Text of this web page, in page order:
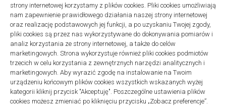
strony internetowej korzystamy z plików cookies. Pliki cookies umożliwiają
nam zapewnienie prawidłowego działania naszej strony internetowej
oraz realizację podstawowych jej funkcji, a po uzyskaniu Twojej zgody,
pliki cookies są przez nas wykorzystywane do dokonywania pomiarów i
analiz korzystania ze strony internetowej, a także do celów
marketingowych. Strona wykorzystuje również pliki cookies podmiotów
trzecich w celu korzystania z zewnętrznych narzędzi analitycznych i
marketingowych. Aby wyrazić zgodę na instalowanie na Twoim
urządzeniu końcowym plików cookies wszystkich wskazanych wyżej
kategorii kliknij przycisk "Akceptuję". Poszczególne ustawienia plików
cookies możesz zmieniać po kliknięciu przycisku „Zobacz preferencje”.
Projekty domów Podkarpacie
linki z nap